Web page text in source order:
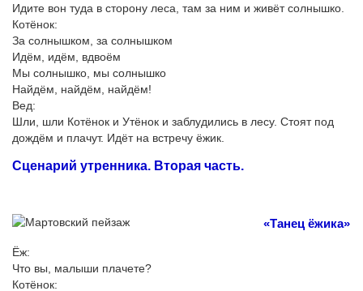
Идите вон туда в сторону леса, там за ним и живёт солнышко.
Котёнок:
За солнышком, за солнышком
Идём, идём, вдвоём
Мы солнышко, мы солнышко
Найдём, найдём, найдём!
Вед:
Шли, шли Котёнок и Утёнок и заблудились в лесу. Стоят под
дождём и плачут. Идёт на встречу ёжик.
Сценарий утренника. Вторая часть.
«Танец ёжика»
Ёж:
Что вы, малыши плачете?
Котёнок: